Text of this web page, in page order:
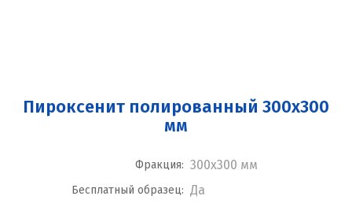
Пироксенит полированный 300x300
мм
Фракция: 300x300 мм
Бесплатный образец: Да